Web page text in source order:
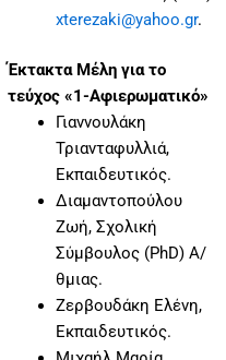
xterezaki@yahoo.gr.
Έκτακτα Μέλη για το
τεύχος «1-Αφιερωματικό»
Γιαννουλάκη
Τριανταφυλλιά,
Εκπαιδευτικός.
Διαμαντοπούλου
Ζωή, Σχολική
Σύμβουλος (PhD) Α/
θμιας.
Ζερβουδάκη Ελένη,
Εκπαιδευτικός.